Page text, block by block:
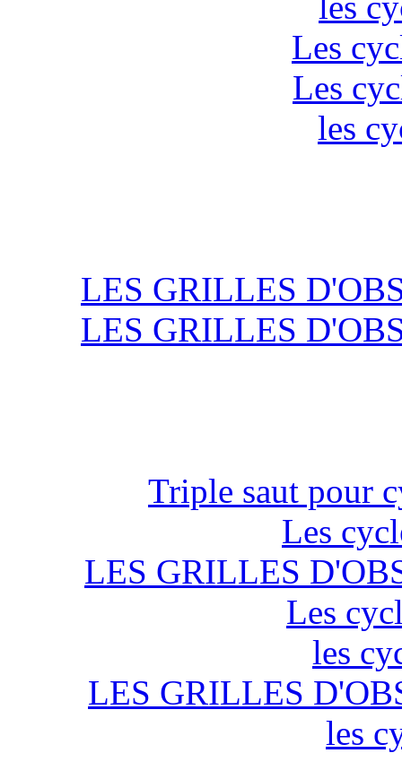
Les
Les
les
LES GRILLES
LES GRILLES
Triple saut pour
Les
LES GRILLES
Les
les
LES GRILLES
les